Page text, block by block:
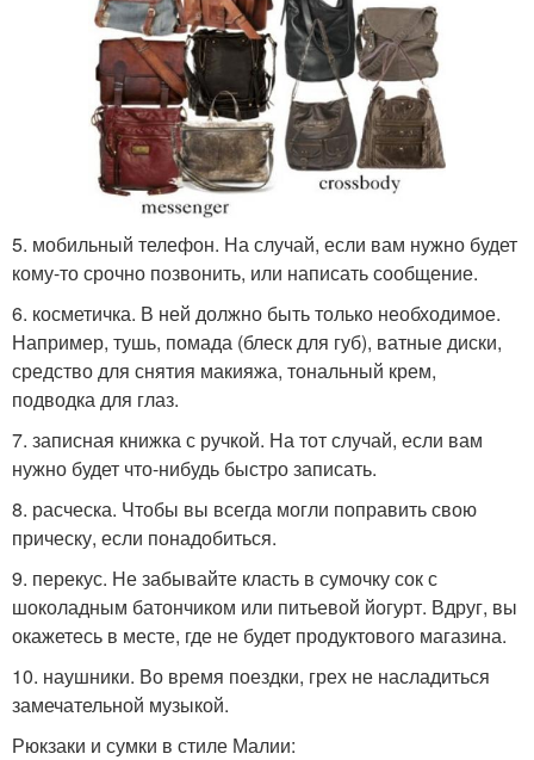
5. мобильный телефон. На случай, если вам нужно будет
кому-то срочно позвонить, или написать сообщение.
6. косметичка. В ней должно быть только необходимое.
Например, тушь, помада (блеск для губ), ватные диски,
средство для снятия макияжа, тональный крем,
подводка для глаз.
7. записная книжка с ручкой. На тот случай, если вам
нужно будет что-нибудь быстро записать.
8. расческа. Чтобы вы всегда могли поправить свою
прическу, если понадобиться.
9. перекус. Не забывайте класть в сумочку сок с
шоколадным батончиком или питьевой йогурт. Вдруг, вы
окажетесь в месте, где не будет продуктового магазина.
10. наушники. Во время поездки, грех не насладиться
замечательной музыкой.
Рюкзаки и сумки в стиле Малии: